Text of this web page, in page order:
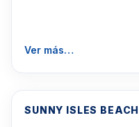
Ver más…
SUNNY ISLES BEACH